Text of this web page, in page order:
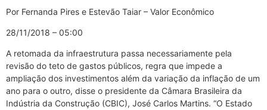
Por Fernanda Pires e Estevão Taiar – Valor Econômico
28/11/2018 – 05:00
A retomada da infraestrutura passa necessariamente pela
revisão do teto de gastos públicos, regra que impede a
ampliação dos investimentos além da variação da inflação de um
ano para o outro, disse o presidente da Câmara Brasileira da
Indústria da Construção (CBIC), José Carlos Martins. “O Estado